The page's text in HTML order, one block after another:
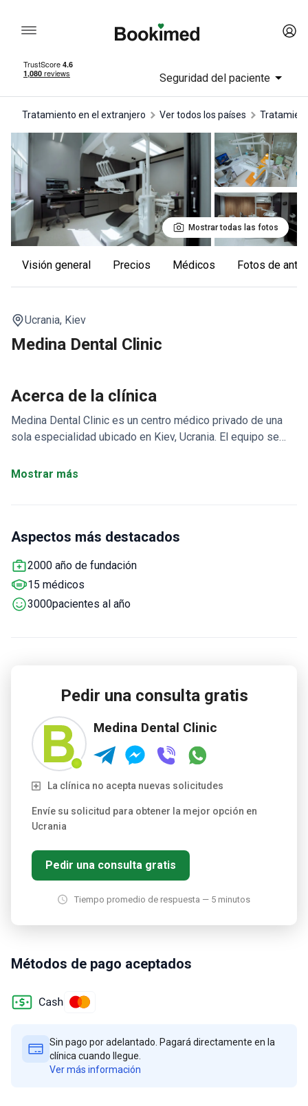
Seguridad del paciente
Tratamiento en el extranjero Ver todos los países
Mostrar todas las fotos
Visión general Precios Médicos Fotos de
Ucrania, Kiev
Medina Dental Clinic
Acerca de la clínica
Medina Dental Clinic es un centro médico privado de una
sola especialidad ubicado en Kiev, Ucrania. El equipo se
atiende solo a adultos. Los pacientes de Europa, los
Mostrar más
Aspectos más destacados
2000 año de fundación
15 médicos
3000pacientes al año
Pedir una consulta gratis
Medina Dental Clinic
La clínica no acepta nuevas solicitudes
Envíe su solicitud para obtener la mejor opción en
Ucrania
Pedir una consulta gratis
Tiempo promedio de respuesta — 5 minutos
Métodos de pago aceptados
Sin pago por adelantado. Pagará directamente en la
clínica cuando llegue.
Ver más información